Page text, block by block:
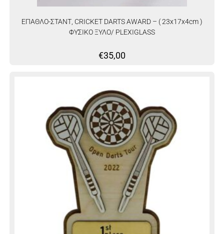
ΕΠΑΘΛΟ-ΣΤΑΝΤ, CRICKET DARTS AWARD – ( 23x17x4cm )
ΦΥΣΙΚΟ ΞΥΛΟ/ PLEXIGLASS
€35,00